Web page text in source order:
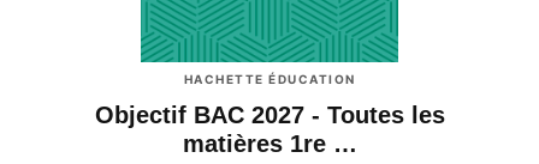
HACHETTE ÉDUCATION
Objectif BAC 2027 - Toutes les
matières 1re …